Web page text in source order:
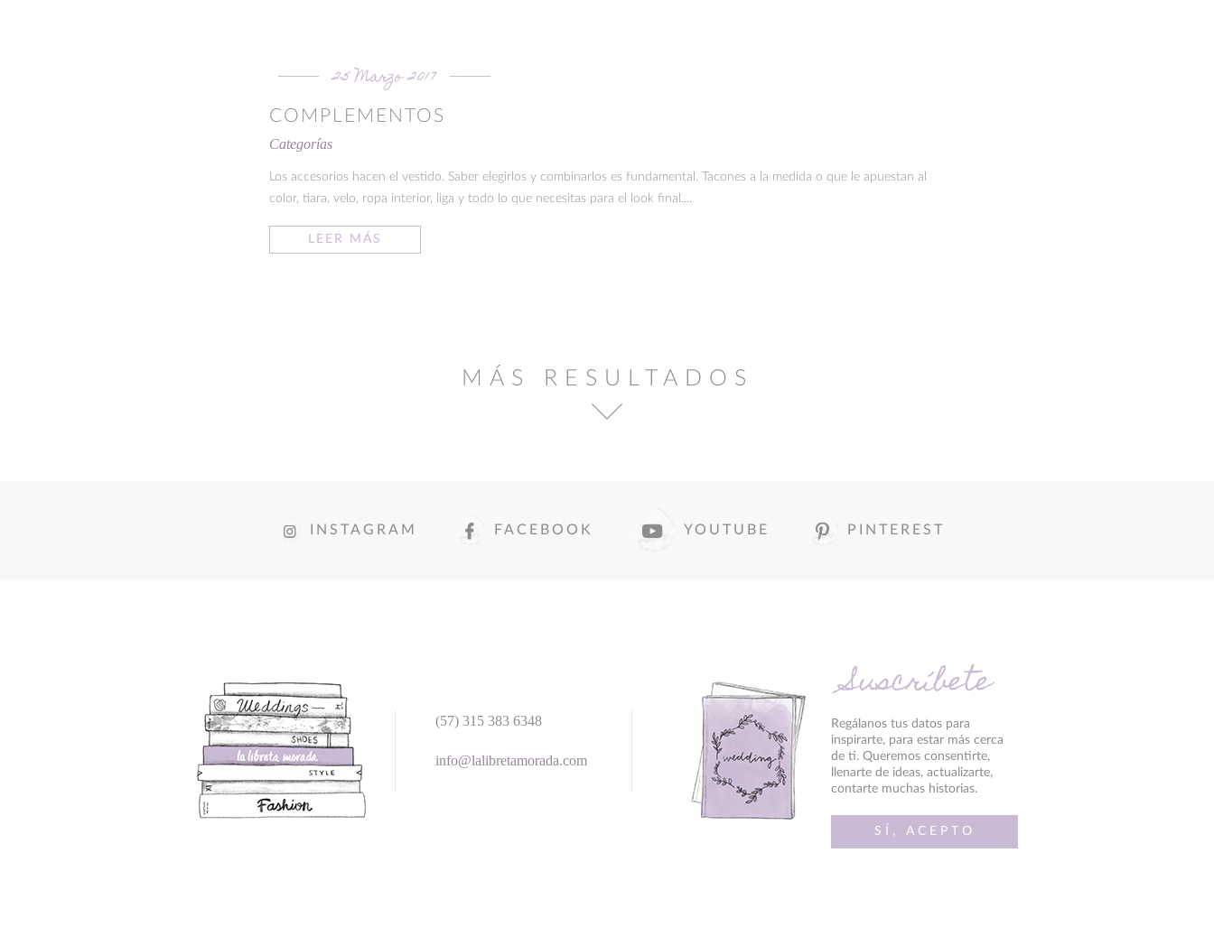
25 Marzo 2017
COMPLEMENTOS
Categorías
Los accesorios hacen el vestido. Saber elegirlos y combinarlos es fundamental. Tacones a la medida o que le apuestan al
color, tiara, velo, ropa interior, liga y todo lo que necesitas para el look final....
LEER MÁS
MÁS RESULTADOS
INSTAGRAM FACEBOOK YOUTUBE PINTEREST
(57) 315 383 6348
info@lalibretamorada.com
Suscríbete
Regálanos tus datos para
inspirarte, para estar más cerca
de ti. Queremos consentirte,
llenarte de ideas, actualizarte,
contarte muchas historias.
SÍ, ACEPTO